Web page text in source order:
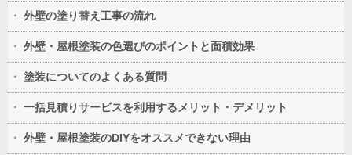
外壁の塗り替え工事の流れ
外壁・屋根塗装の色選びのポイントと面積効果
塗装についてのよくある質問
一括見積りサービスを利用するメリット・デメリット
外壁・屋根塗装のDIYをオススメできない理由